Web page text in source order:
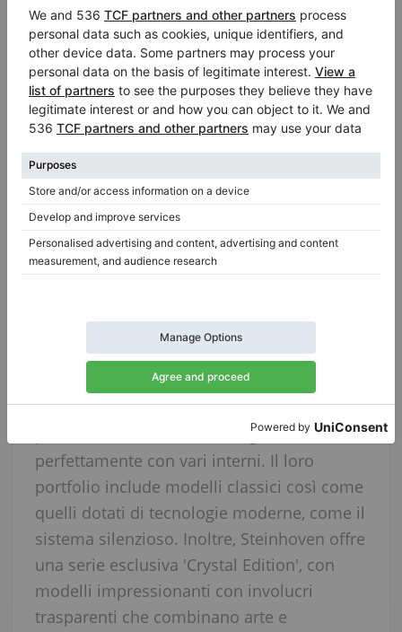
Pianoforti a coda Steinhoven
Anche se i pianoforti Steinhoven
potrebbero non essere così riconosciuti
come alcuni altri marchi, hanno ottenuto
riconoscimenti per la loro eccezionale
qualità e prezzi interessanti. Producono sia
pianoforti acustici che digitali, Steinhoven
si distingue per l'eccellente qualità del
suono e la solidità della costruzione dei
da studenti di musica, insegnanti e
appassionati, offrono un ottimo equilibrio
tra qualità e prezzo. Caratterizzati da
un'estetica elegante e un design moderno, i
pianoforti Steinhoven si integrano
perfettamente con vari interni. Il loro
portfolio include modelli classici così come
quelli dotati di tecnologie moderne, come il
sistema silenzioso. Inoltre, Steinhoven offre
una serie esclusiva 'Crystal Edition', con
modelli impressionanti con involucri
trasparenti che combinano arte e